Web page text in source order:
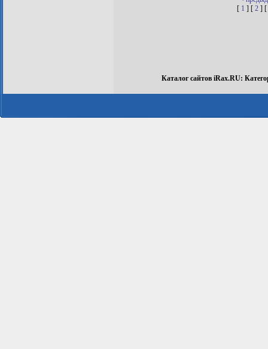
[ 1 ] [ 2 ] [
Каталог сайтов iRax.RU: